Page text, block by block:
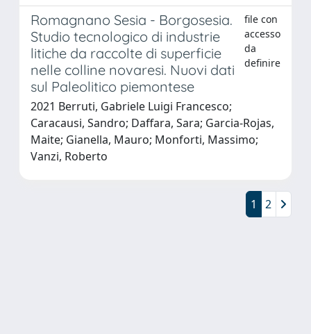
Romagnano Sesia - Borgosesia.
Studio tecnologico di industrie
litiche da raccolte di superficie
nelle colline novaresi. Nuovi dati
sul Paleolitico piemontese
file con
accesso
da
definire
2021 Berruti, Gabriele Luigi Francesco;
Caracausi, Sandro; Daffara, Sara; Garcia-Rojas,
Maite; Gianella, Mauro; Monforti, Massimo;
Vanzi, Roberto
1 2